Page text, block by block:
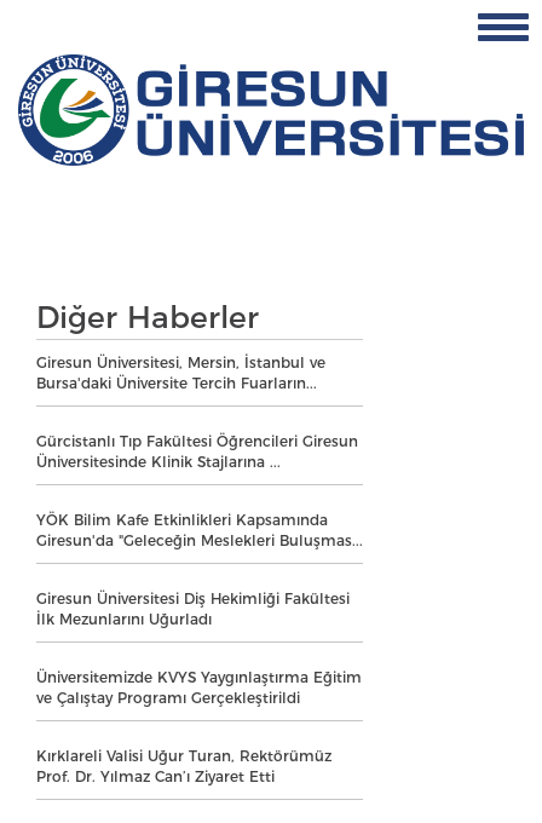
Diğer Haberler
Giresun Üniversitesi, Mersin, İstanbul ve
Bursa'daki Üniversite Tercih Fuarların...
Gürcistanlı Tıp Fakültesi Öğrencileri Giresun
Üniversitesinde Klinik Stajlarına ...
YÖK Bilim Kafe Etkinlikleri Kapsamında
Giresun'da "Geleceğin Meslekleri Buluşmas...
Giresun Üniversitesi Diş Hekimliği Fakültesi
İlk Mezunlarını Uğurladı
Üniversitemizde KVYS Yaygınlaştırma Eğitim
ve Çalıştay Programı Gerçekleştirildi
Kırklareli Valisi Uğur Turan, Rektörümüz
Prof. Dr. Yılmaz Can’ı Ziyaret Etti